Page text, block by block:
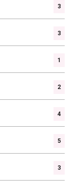
3
3
1
2
4
5
3